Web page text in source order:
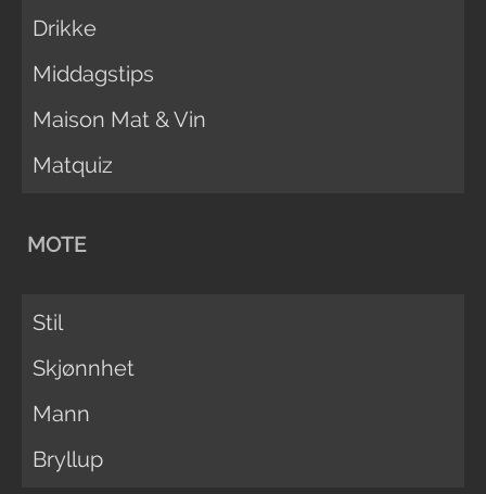
Drikke
Middagstips
Maison Mat & Vin
Matquiz
MOTE
Stil
Skjønnhet
Mann
Bryllup